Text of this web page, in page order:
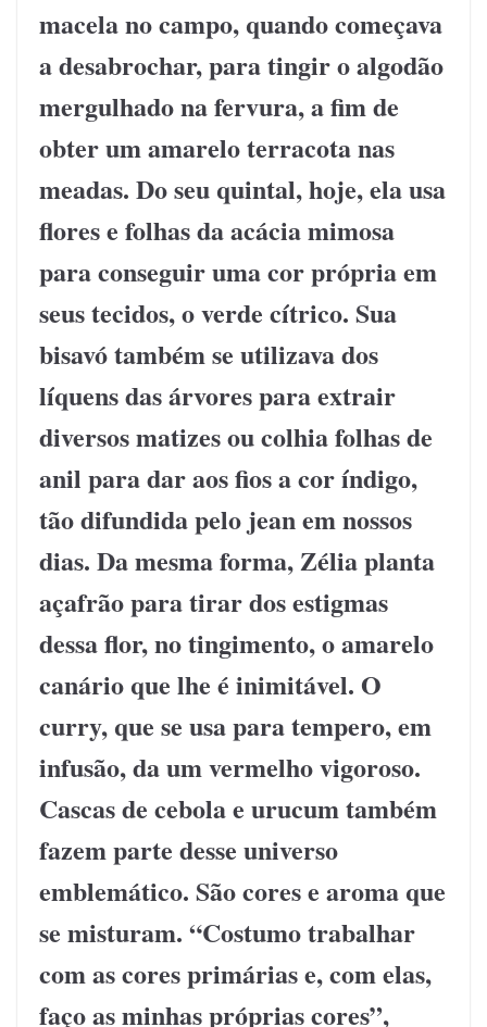
macela no campo, quando começava
a desabrochar, para tingir o algodão
mergulhado na fervura, a fim de
obter um amarelo terracota nas
meadas. Do seu quintal, hoje, ela usa
flores e folhas da acácia mimosa
para conseguir uma cor própria em
seus tecidos, o verde cítrico. Sua
bisavó também se utilizava dos
líquens das árvores para extrair
diversos matizes ou colhia folhas de
anil para dar aos fios a cor índigo,
tão difundida pelo jean em nossos
dias. Da mesma forma, Zélia planta
açafrão para tirar dos estigmas
dessa flor, no tingimento, o amarelo
canário que lhe é inimitável. O
curry, que se usa para tempero, em
infusão, da um vermelho vigoroso.
Cascas de cebola e urucum também
fazem parte desse universo
emblemático. São cores e aroma que
se misturam. “Costumo trabalhar
com as cores primárias e, com elas,
faço as minhas próprias cores”,